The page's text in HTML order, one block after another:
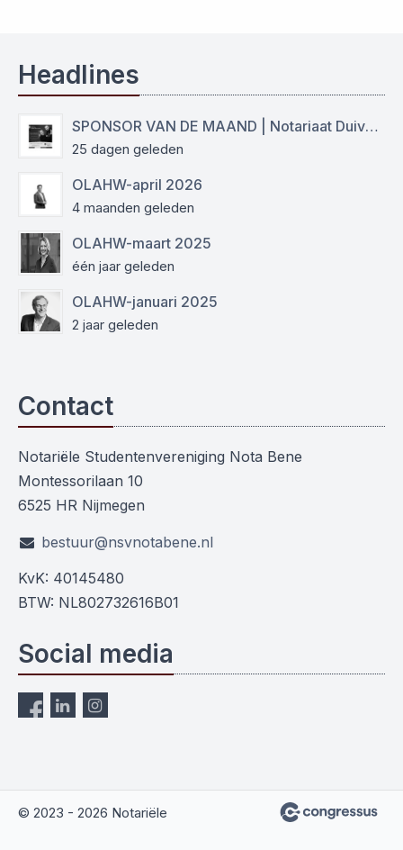
Headlines
SPONSOR VAN DE MAAND | Notariaat Duiven Westervoort
25 dagen geleden
OLAHW-april 2026
4 maanden geleden
OLAHW-maart 2025
één jaar geleden
OLAHW-januari 2025
2 jaar geleden
Contact
Notariële Studentenvereniging Nota Bene
Montessorilaan 10
6525 HR Nijmegen
bestuur@nsvnotabene.nl
KvK: 40145480
BTW: NL802732616B01
Social media
© 2023 - 2026 Notariële